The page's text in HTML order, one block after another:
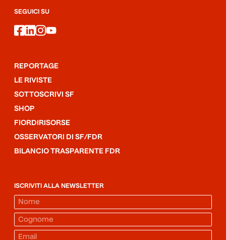
SEGUICI SU
facebook
linkedin
instagram
youtube
REPORTAGE
LE RIVISTE
SOTTOSCRIVI SF
SHOP
FIORDIRISORSE
OSSERVATORI DI SF/FDR
BILANCIO TRASPARENTE FDR
ISCRIVITI ALLA NEWSLETTER